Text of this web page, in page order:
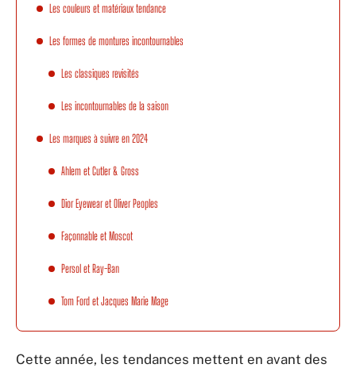
Les couleurs et matériaux tendance
Les formes de montures incontournables
Les classiques revisités
Les incontournables de la saison
Les marques à suivre en 2024
Ahlem et Cutler & Gross
Dior Eyewear et Oliver Peoples
Façonnable et Moscot
Persol et Ray-Ban
Tom Ford et Jacques Marie Mage
Cette année, les tendances mettent en avant des